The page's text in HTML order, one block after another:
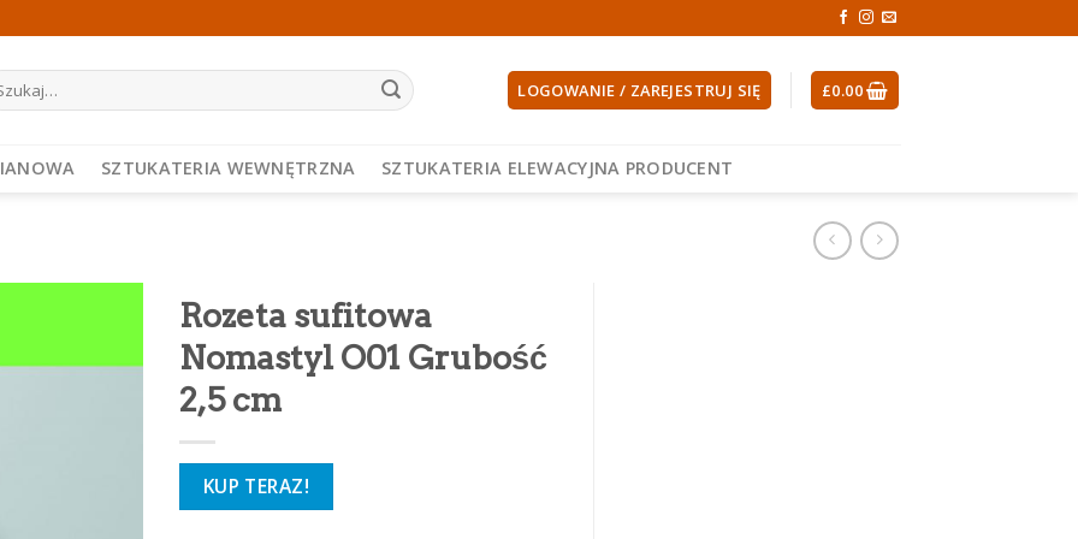
LOGOWANIE / ZAREJESTRUJ SIĘ £0.00
SZTUKATERIA WEWNĘTRZNA SZTUKATERIA ELEWACYJNA PRODUCENT
Rozeta sufitowa
Nomastyl O01 Grubość
2,5 cm
KUP TERAZ!